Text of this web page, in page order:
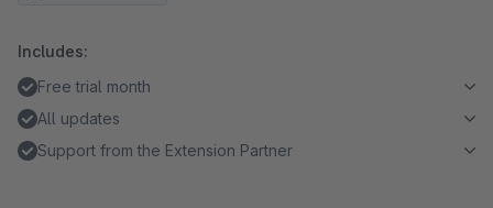
Includes:
Free trial month
All updates
Support from the Extension Partner